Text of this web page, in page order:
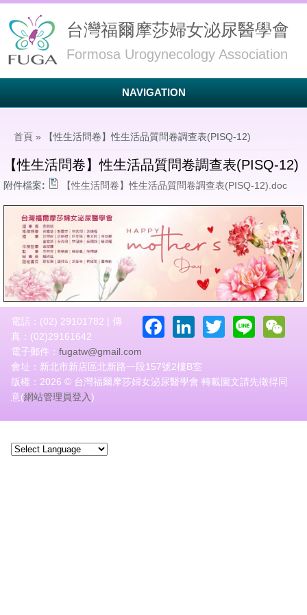
台灣福爾摩莎婦女泌尿醫學會
Formosa Urogynecology Association
NAVIGATION
首頁 » 【性生活問卷】性生活品質問卷調查表(PISQ-12)
【性生活問卷】性生活品質問卷調查表(PISQ-12)
附件檔案: 【性生活問卷】性生活品質問卷調查表(PISQ-12).doc
Facebook
LinkedIn
Twitter
Line
電話：(02) 29101782 | 傳
真：(02)29161642
電子郵件： fugatw@gmail.com
會址：新北市新店區北新路一段157號2樓B室
版權：2026 © 台灣福爾摩莎婦女泌尿醫學會 轉載圖文請先徵得同
意(網站管理員登入)